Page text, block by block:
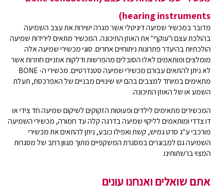
hearing instruments)
מדובר במכשיר שמיעה דיגיטלי אשר מגרה ישירות את עצב השמיעה
בהולכת עצם ו"עוקף" את האוזן התיכונה. המכשיר מתאים לירידות שמיעה
הולכתיות בהיעדר פתרונות ניתוחיים אחרים. סוגי מכשירי שמיעה אלה
מומלצים ומותאמים לאלו הסובלים מהפרשות ודלקות אוזניים חוזרות אשר
לא ניתן להתאים עבורם מכשירי שמיעה סטנדרטיים. מכשירי ה- BONE
מתאימים במיוחד למצבים בהם יש שינויים מבניים של האפרכסת, תעלת
השמע או של האוזן התיכונה.
המכשירים מתאימים לילדים ופעוטות הזקוקים לשיקום שמיעה חד צידי או
דו צדדי ומותאמים לליקוי שמיעה בדרגה קלה עד חמורה, מכשירי השמיעה
מורכבי ע"ג סרט גמיש, קשת ואפילו כובע, ניתן להתאים את מכשירי
השמיעה גם למבוגרים במסגרת המשקפיים מתוך מגוון רחב של מסגרות
המצוי ברשתותינו.
אתם שואלים ואנחנו עונים